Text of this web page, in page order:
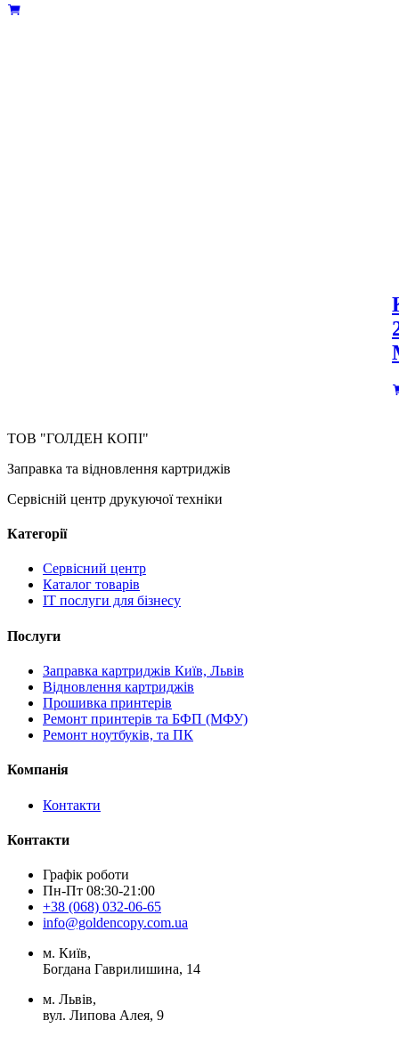
ТОВ "ГОЛДЕН КОПІ"
Заправка та відновлення картриджів
Сервісній центр друкуючої техніки
Категорії
Сервісний центр
Каталог товарів
IT послуги для бізнесу
Послуги
Заправка картриджів Київ, Львів
Відновлення картриджів
Прошивка принтерів
Ремонт принтерів та БФП (МФУ)
Ремонт ноутбуків, та ПК
Компанія
Контакти
Контакти
Графік роботи
Пн-Пт 08:30-21:00
+38 (068) 032-06-65
info@goldencopy.com.ua
м. Київ,
Богдана Гаврилишина, 14
м. Львів,
вул. Липова Алея, 9